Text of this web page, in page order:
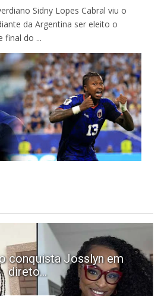
Sidny Lopes Cabral viu o
da Argentina ser eleito o
final do ...
conquista Josslyn em
direto...